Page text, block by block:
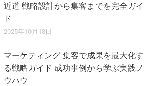
近道 戦略設計から集客までを完全ガイ
ド
2025年10月18日
マーケティング 集客で成果を最大化す
る戦略ガイド 成功事例から学ぶ実践ノ
ウハウ